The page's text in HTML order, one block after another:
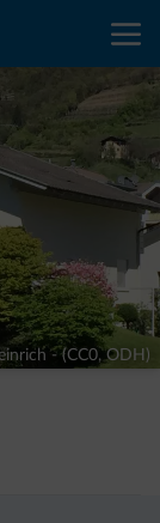
- (CC0, ODH)